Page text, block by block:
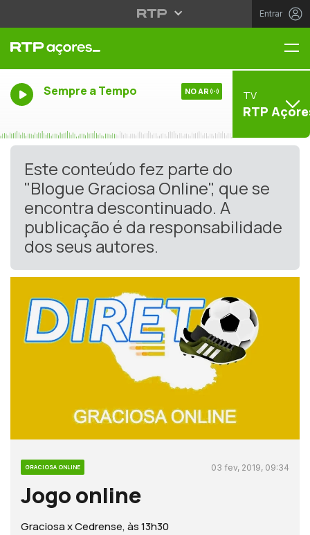
Entrar
Sempre a Tempo NO AR TV
RTP
Este conteúdo fez parte do
"Blogue Graciosa Online", que se
encontra descontinuado. A
publicação é da responsabilidade
dos seus autores.
GRACIOSA ONLINE 03 fev, 2019, 09:34
Jogo online
Graciosa x Cedrense, às 13h30